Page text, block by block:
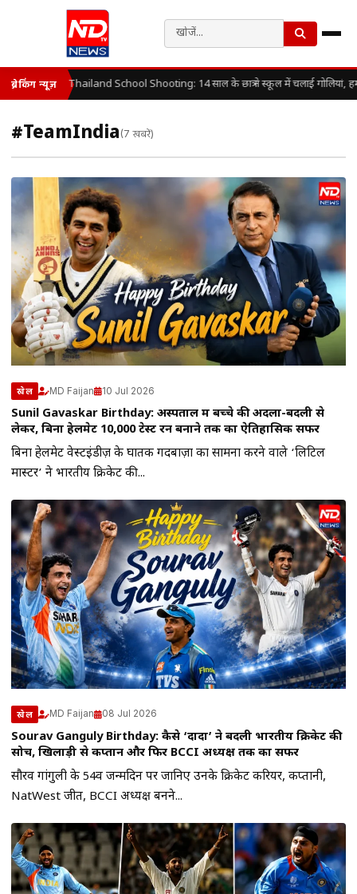
ब्रेकिंग न्यूज़ Thailand School Shooting: 14 साल के छात्र ने स्कूल में चलाई गोलियां,
#TeamIndia (7 खबरें)
खेल MD Faijan 10 Jul 2026
Sunil Gavaskar Birthday: अस्पताल में बच्चे की अदला-बदली से
लेकर, बिना हेलमेट 10,000 टेस्ट रन बनाने तक का ऐतिहासिक सफर
बिना हेलमेट वेस्टइंडीज़ के घातक गेंदबाज़ों का सामना करने वाले ‘लिटिल
मास्टर’ ने भारतीय क्रिकेट की...
खेल MD Faijan 08 Jul 2026
Sourav Ganguly Birthday: कैसे ‘दादा’ ने बदली भारतीय क्रिकेट की
सोच, खिलाड़ी से कप्तान और फिर BCCI अध्यक्ष तक का सफर
सौरव गांगुली के 54वें जन्मदिन पर जानिए उनके क्रिकेट करियर, कप्तानी,
NatWest जीत, BCCI अध्यक्ष बनने...